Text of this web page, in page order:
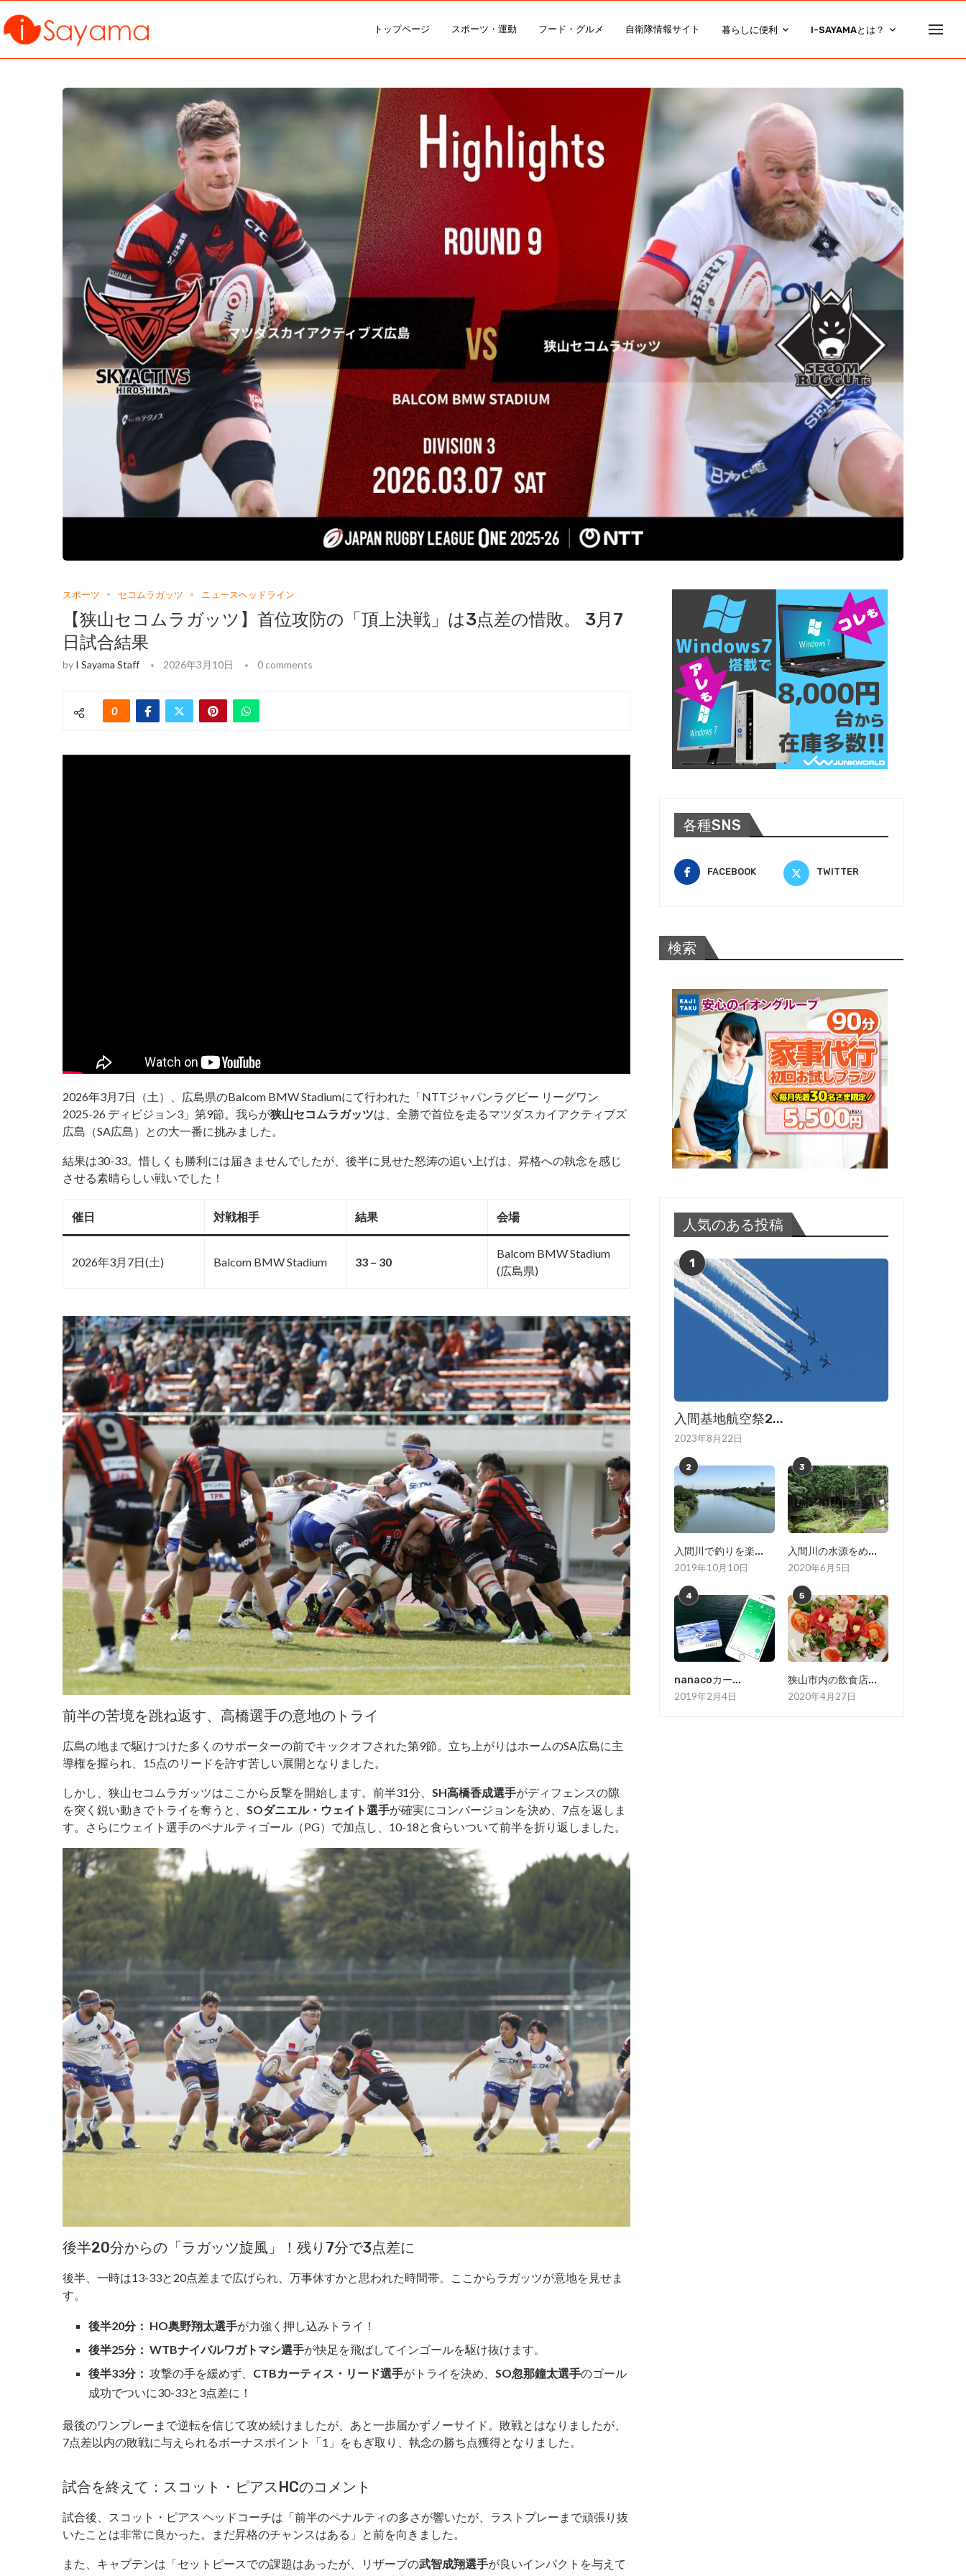
トップページ スポーツ・運動 フード・グルメ 自衛隊情報サイト 暮らしに便利 I-SAYAMAとは？
スポーツ セコムラガッツ ニュースヘッドライン
【狭山セコムラガッツ】首位攻防の「頂上決戦」は3点差の惜敗。 3月7
日試合結果
by I Sayama Staff 2026年3月10日 0 comments
0
2026年3月7日（土）、広島県のBalcom BMW Stadiumにて行われた「NTTジャパンラグビー リーグワン
2025-26 ディビジョン3」第9節。我らが狭山セコムラガッツは、全勝で首位を走るマツダスカイアクティブズ
広島（SA広島）との大一番に挑みました。
結果は30-33。惜しくも勝利には届きませんでしたが、後半に見せた怒涛の追い上げは、昇格への執念を感じ
させる素晴らしい戦いでした！
催日 対戦相手 結果 会場
2026年3月7日(土) Balcom BMW Stadium 33 – 30
Balcom BMW Stadium
(広島県)
前半の苦境を跳ね返す、高橋選手の意地のトライ
広島の地まで駆けつけた多くのサポーターの前でキックオフされた第9節。立ち上がりはホームのSA広島に主
導権を握られ、15点のリードを許す苦しい展開となりました。
しかし、狭山セコムラガッツはここから反撃を開始します。前半31分、 SH高橋香成選手がディフェンスの隙
を突く鋭い動きでトライを奪うと、 SOダニエル・ウェイト選手が確実にコンバージョンを決め、7点を返しま
す。さらにウェイト選手のペナルティゴール（PG）で加点し、10-18と食らいついて前半を折り返しました。
後半20分からの「ラガッツ旋風」！残り7分で3点差に
後半、一時は13-33と20点差まで広げられ、万事休すかと思われた時間帯。ここからラガッツが意地を見せま
す。
後半20分： HO奥野翔太選手が力強く押し込みトライ！
後半25分： WTBナイバルワガトマシ選手が快足を飛ばしてインゴールを駆け抜けます。
後半33分： 攻撃の手を緩めず、 CTBカーティス・リード選手がトライを決め、 SO忽那鐘太選手のゴール
成功でついに30-33と3点差に！
最後のワンプレーまで逆転を信じて攻め続けましたが、あと一歩届かずノーサイド。敗戦とはなりましたが、
7点差以内の敗戦に与えられるボーナスポイント「1」をもぎ取り、執念の勝ち点獲得となりました。
試合を終えて：スコット・ピアスHCのコメント
試合後、スコット・ピアス ヘッドコーチは「前半のペナルティの多さが響いたが、ラストプレーまで頑張り抜
いたことは非常に良かった。まだ昇格のチャンスはある」と前を向きました。
また、キャプテンは「セットピースでの課題はあったが、リザーブの武智成翔選手が良いインパクトを与えて
各種SNS
FACEBOOK TWITTER
検索
人気のある投稿
1
入間基地航空祭2...
2023年8月22日
2
入間川で釣りを楽...
2019年10月10日
3
入間川の水源をめ...
2020年6月5日
4
nanacoカー...
2019年2月4日
5
狭山市内の飲食店...
2020年4月27日